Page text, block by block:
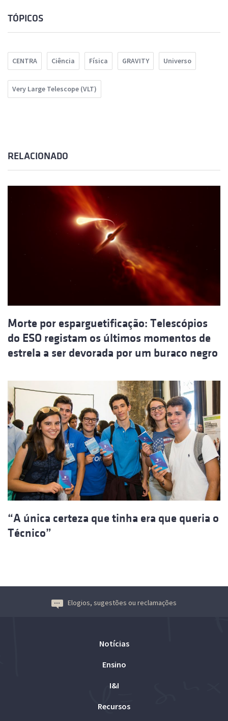
TÓPICOS
CENTRA Ciência Física GRAVITY Universo
Very Large Telescope (VLT)
RELACIONADO
Morte por esparguetificação: Telescópios
do ESO registam os últimos momentos de
estrela a ser devorada por um buraco negro
“A única certeza que tinha era que queria o
Técnico”
Elogios, sugestões ou reclamações
Notícias
Ensino
I&I
Recursos